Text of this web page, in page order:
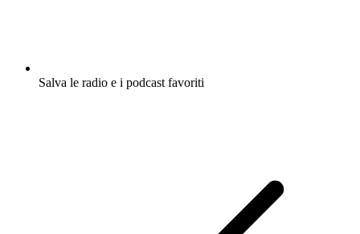
Salva le radio e i podcast favoriti